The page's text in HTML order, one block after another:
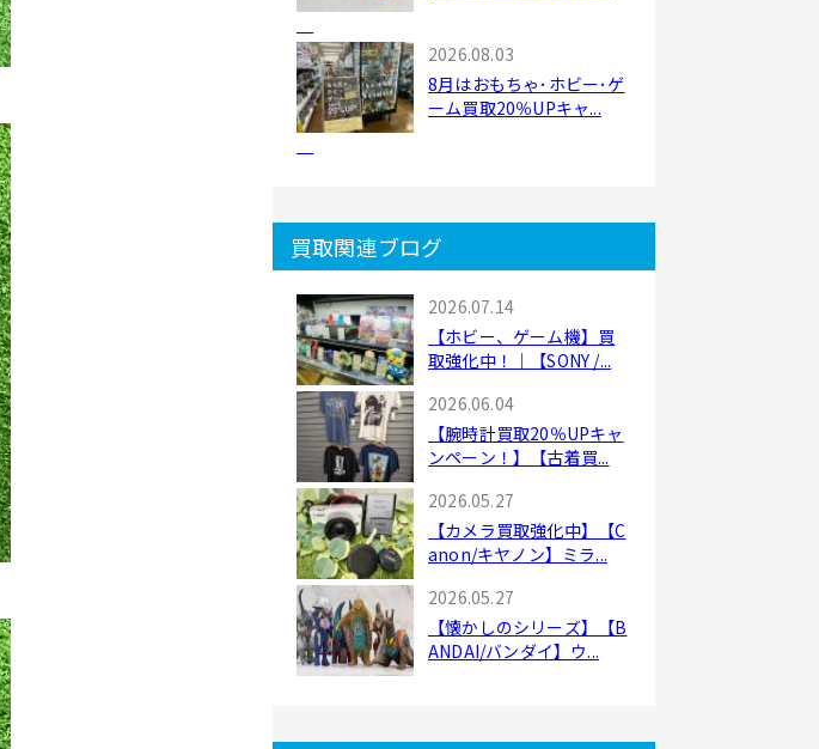
2026.08.03
8月はおもちゃ･ホビー･ゲ
ーム買取20％UPキャ...
買取関連ブログ
2026.07.14
【ホビー、ゲーム機】買
取強化中！｜【SONY /...
2026.06.04
【腕時計買取20％UPキャ
ンペーン！】【古着買...
2026.05.27
【カメラ買取強化中】【C
anon/キヤノン】ミラ...
2026.05.27
【懐かしのシリーズ】【B
ANDAI/バンダイ】ウ...